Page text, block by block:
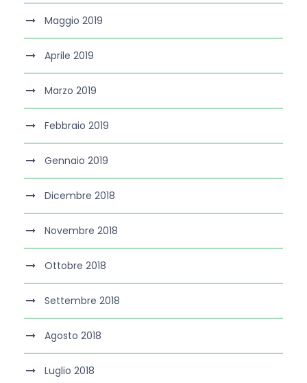
Maggio 2019
Aprile 2019
Marzo 2019
Febbraio 2019
Gennaio 2019
Dicembre 2018
Novembre 2018
Ottobre 2018
Settembre 2018
Agosto 2018
Luglio 2018